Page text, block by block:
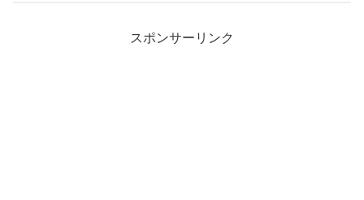
スポンサーリンク